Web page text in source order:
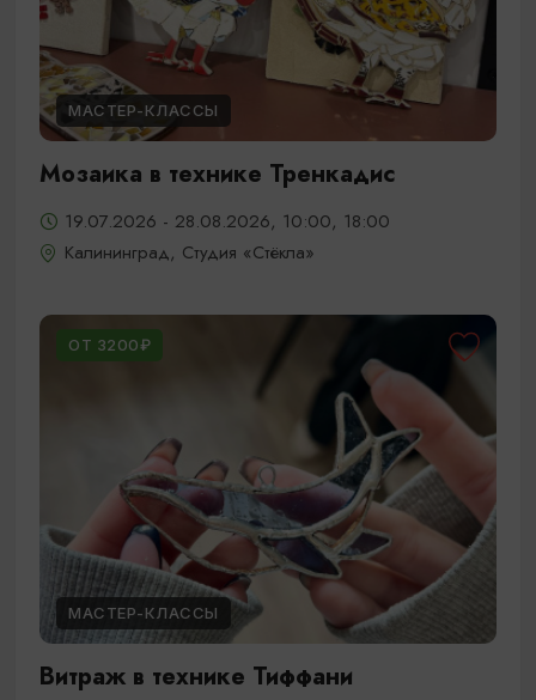
МАСТЕР-КЛАССЫ
Мозаика в технике Тренкадис
19.07.2026 - 28.08.2026, 10:00, 18:00
Калининград, Студия «Стёкла»
ОТ 3200₽
МАСТЕР-КЛАССЫ
Витраж в технике Тиффани